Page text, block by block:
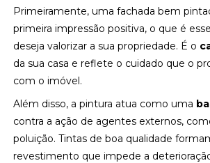
Primeiramente, uma fachada bem
primeira impressão positiva, o que é
deseja valorizar a sua propriedade. É o
da sua casa e reflete o cuidado que o
com o imóvel.
Além disso, a pintura atua como uma
contra a ação de agentes externos,
poluição. Tintas de boa qualidade
revestimento que impede a